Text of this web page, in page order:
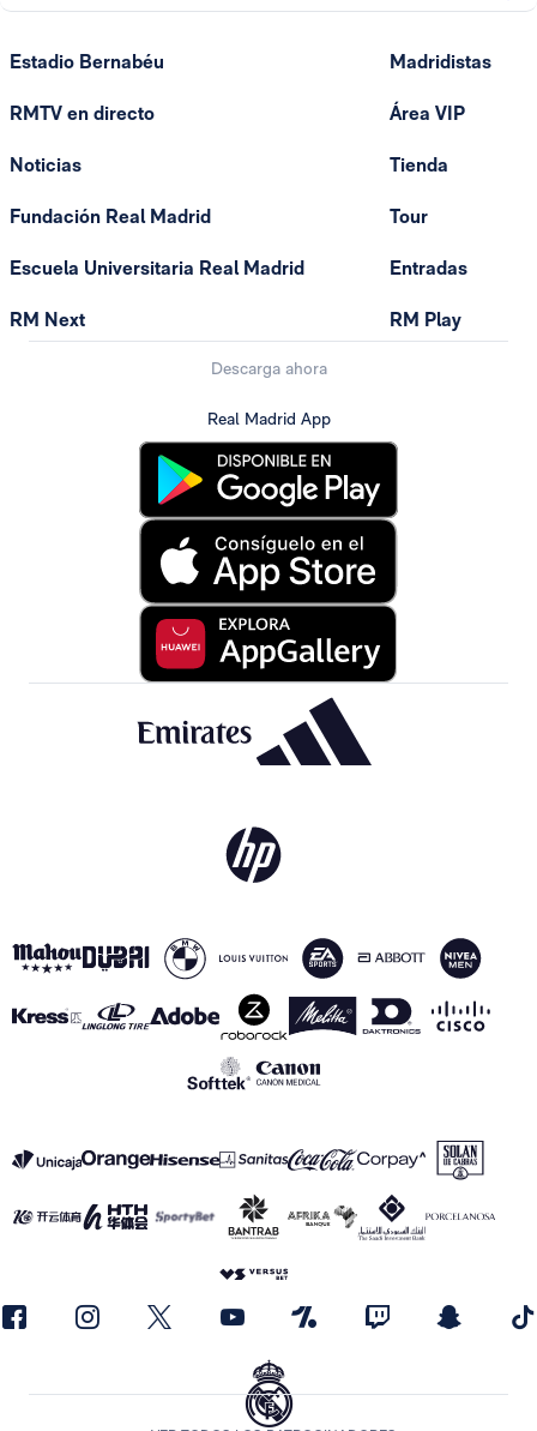
Estadio Bernabéu
RMTV en directo
Noticias
Fundación Real Madrid
Escuela Universitaria Real Madrid
RM Next
Madridistas
Área VIP
Tienda
Tour
Entradas
RM Play
Descarga ahora
Real Madrid App